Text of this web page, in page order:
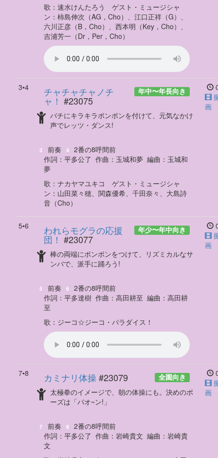
歌 ： 速水けんたろう ゲスト・ミュージシャ
ン ： 柿島伸次（AG，Cho）、江口正祥（G）、
六川正彦（B，Cho）、西本明（Key，Cho）、
吉浦芳一（Dr，Per，Cho）
3•4 年中〜年長向き
チャチャチャノチ
ャ！ #23075
バチにキラキラポンポンを付けて、元気なかけ
声でレッツ・ダンス!
3 前奏 4
2番の8呼間前
作詞： 平多公了 作曲： 玉城和夢 編曲： 玉城和
夢
歌 ： ナカヤマユキコ ゲスト・ミュージシャ
ン ： 山田菜々穂、関森優希、千田奈々、大島詩
音（Cho）
画
5•6 年少〜年中向き
われらモグラの応援
団！ #23077
棒の両端にポンポンをつけて、リズミカルなサ
ンバで、派手に踊ろう!
5 前奏 6
2番の8呼間前
作詞： 平多達樹 作曲： 高田耕至 編曲： 高田耕
至
歌 ： ジーコ☆ジーコ・パラダイス！
画
7•8 全園向き
カミナリ体操#23079
太極拳のイメージで、朝の体操にも。決めのポ
ーズは「パオ~ン!」
7 前奏 8
2番の8呼間前
作詞： 平多公了 作曲： 岩崎貴文 編曲： 岩崎貴
文
画